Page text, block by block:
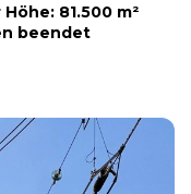
81.500 m²
beendet